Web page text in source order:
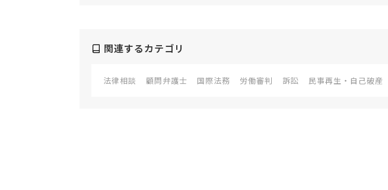
関連するカテゴリ
法律相談 顧問弁護士 国際法務 労働審判 訴訟 民事再生・自己破産